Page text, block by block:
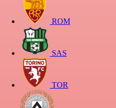
ROM
SAS
TOR